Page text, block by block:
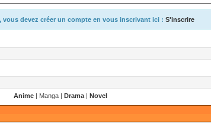
vous devez créer un compte en vous inscrivant ici : S'inscrire
Anime | Manga | Drama | Novel